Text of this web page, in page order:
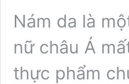
Nám da là
nữ châu Á
thực phẩm